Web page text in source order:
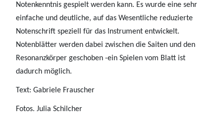
Notenkenntnis gespielt werden kann. Es wurde eine sehr
einfache und deutliche, auf das Wesentliche reduzierte
Notenschrift speziell für das Instrument entwickelt.
Notenblätter werden dabei zwischen die Saiten und den
Resonanzkörper geschoben -ein Spielen vom Blatt ist
dadurch möglich.
Text: Gabriele Frauscher
Fotos. Julia Schilcher